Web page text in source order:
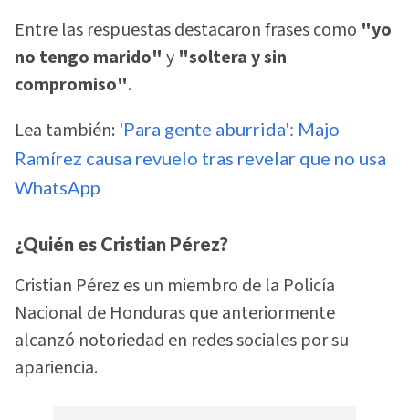
Entre las respuestas destacaron frases como "yo
no tengo marido" y "soltera y sin
compromiso".
Lea también: 'Para gente aburrida': Majo
Ramírez causa revuelo tras revelar que no usa
WhatsApp
¿Quién es Cristian Pérez?
Cristian Pérez es un miembro de la Policía
Nacional de Honduras que anteriormente
alcanzó notoriedad en redes sociales por su
apariencia.